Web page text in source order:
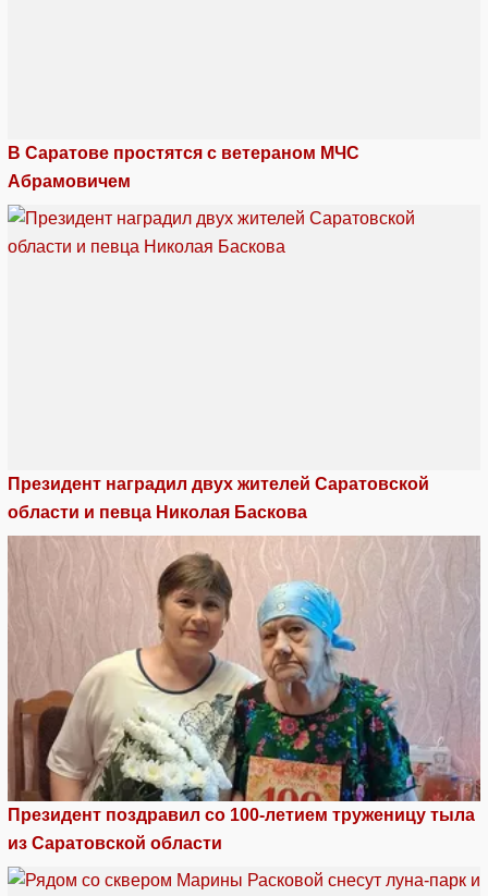
В Саратове простятся с ветераном МЧС
Абрамовичем
Президент наградил двух жителей Саратовской
области и певца Николая Баскова
Президент поздравил со 100-летием труженицу тыла
из Саратовской области